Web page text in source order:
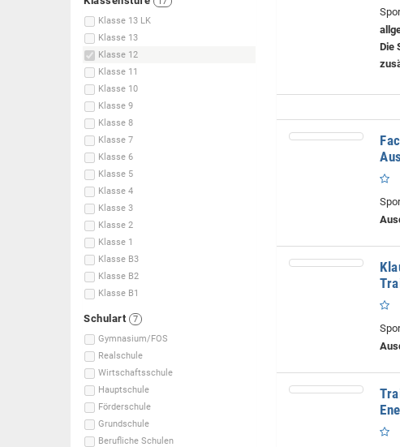
Klasse 13 LK
Klasse 13
Klasse 12
Klasse 11
Klasse 10
Klasse 9
Klasse 8
Klasse 7
Klasse 6
Klasse 5
Klasse 4
Klasse 3
Klasse 2
Klasse 1
Klasse B3
Klasse B2
Klasse B1
Schulart
7
Gymnasium/FOS
Realschule
Wirtschaftsschule
Hauptschule
Förderschule
Grundschule
Berufliche Schulen
Die